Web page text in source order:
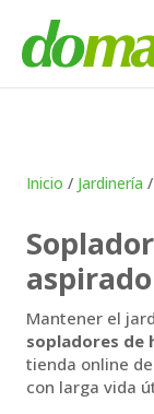
productos
Inicio / Jardinería
Mantener el
sopladores de
tienda online de
con larga vida